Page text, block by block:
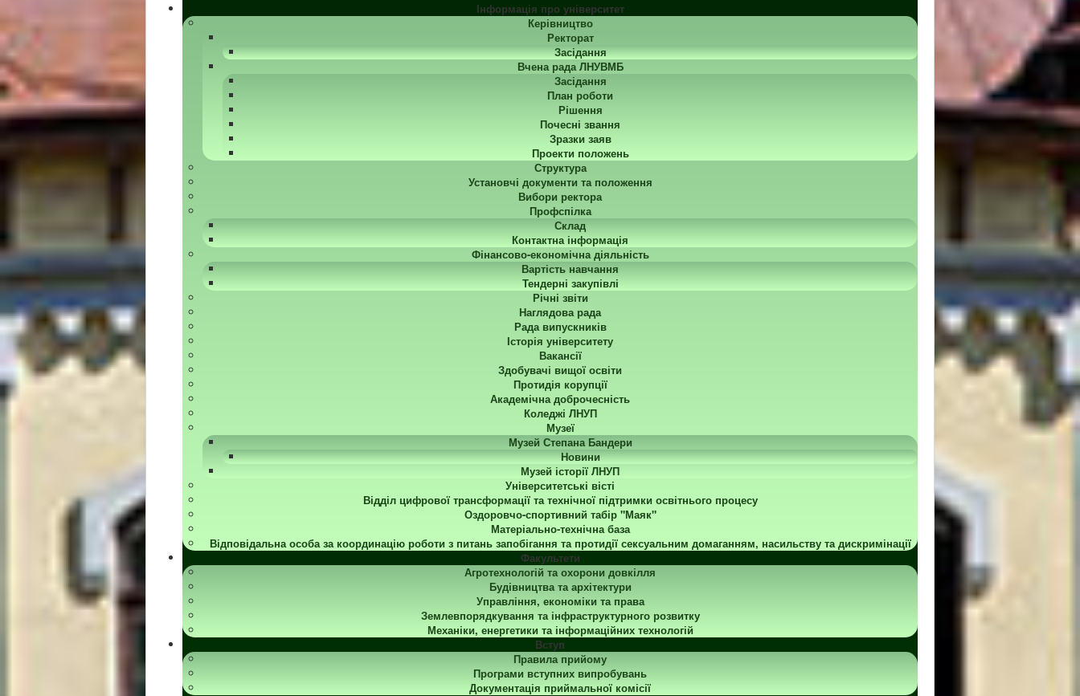
Інформація про університет
Керівництво
Ректорат
Засідання
Вчена рада ЛНУВМБ
Засідання
План роботи
Рішення
Почесні звання
Зразки заяв
Проекти положень
Структура
Установчі документи та положення
Вибори ректора
Профспілка
Склад
Контактна інформація
Фінансово-економічна діяльність
Вартість навчання
Тендерні закупівлі
Річні звіти
Наглядова рада
Рада випускників
Історія університету
Вакансії
Здобувачі вищої освіти
Протидія корупції
Академічна доброчесність
Коледжі ЛНУП
Музеї
Музей Степана Бандери
Новини
Музей історії ЛНУП
Університетські вісті
Відділ цифрової трансформації та технічної підтримки освітнього процесу
Оздоровчо-спортивний табір "Маяк"
Матеріально-технічна база
Відповідальна особа за координацію роботи з питань запобігання та протидії сексуальним домаганням, насильству та дискримінації
Факультети
Агротехнологій та охорони довкілля
Будівництва та архітектури
Управління, економіки та права
Землевпорядкування та інфраструктурного розвитку
Механіки, енергетики та інформаційних технологій
Вступ
Правила прийому
Програми вступних випробувань
Документація приймальної комісії